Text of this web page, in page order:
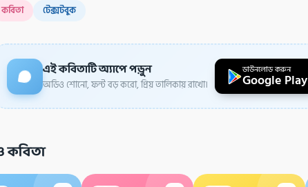
কবিতা টেক্সটবুক
এই কবিতাটি অ্যাপে পড়ুন
অডিও শোনো, ফন্ট বড় করো, প্রিয় তালিকায় রাখো।
ডাউনলোড করুন
Google Play